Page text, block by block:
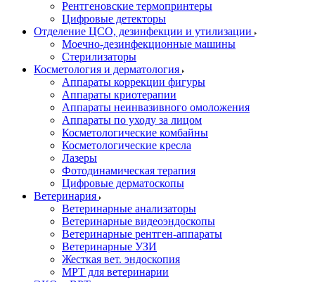
Рентгеновские термопринтеры
Цифровые детекторы
Отделение ЦСО, дезинфекции и утилизации
Моечно-дезинфекционные машины
Стерилизаторы
Косметология и дерматология
Аппараты коррекции фигуры
Аппараты криотерапии
Аппараты неинвазивного омоложения
Аппараты по уходу за лицом
Косметологические комбайны
Косметологические кресла
Лазеры
Фотодинамическая терапия
Цифровые дерматоскопы
Ветеринария
Ветеринарные анализаторы
Ветеринарные видеоэндоскопы
Ветеринарные рентген-аппараты
Ветеринарные УЗИ
Жесткая вет. эндоскопия
МРТ для ветеринарии